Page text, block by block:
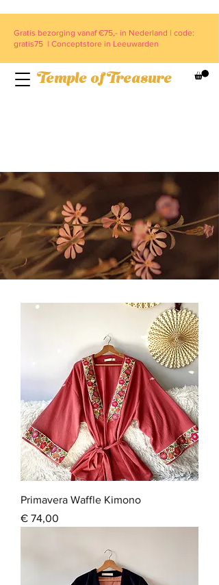
Temple of Treasure
Gratis bezorging vanaf €75,- in Nederland | code:
gratis75 | Conceptstore in Leeuwarden
Primavera Waffle Kimono
Prijs
€ 74,00